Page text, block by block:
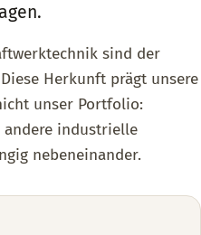
sind der
Herkunft prägt unsere
unser Portfolio:
andere industrielle
nebeneinander.